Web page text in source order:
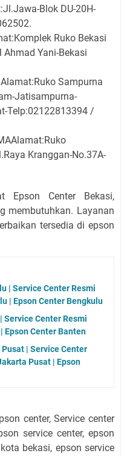
Blok DU-20H-
Ruko Bekasi
Ahmad Yani-Bekasi
Sampurna
Jatisampurna-
Telp:02122813394 /
Kranggan-No.37A-
Epson Center Bekasi,
membutuhkan. Layanan
tersedia di epson
| Service Center Resmi
| Epson Center Bengkulu
Service Center Resmi
Epson Center Banten
| Service Center
Pusat | Epson
center, Service center
service center, epson
bekasi, epson service